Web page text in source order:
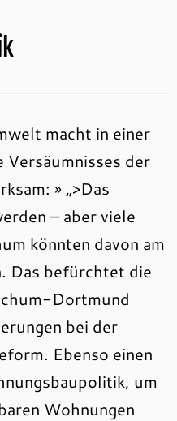
macht in einer
der
» „>Das
– aber viele
könnten davon am
Das befürchtet die
Dortmund
bei der
Ebenso einen
um
Wohnungen